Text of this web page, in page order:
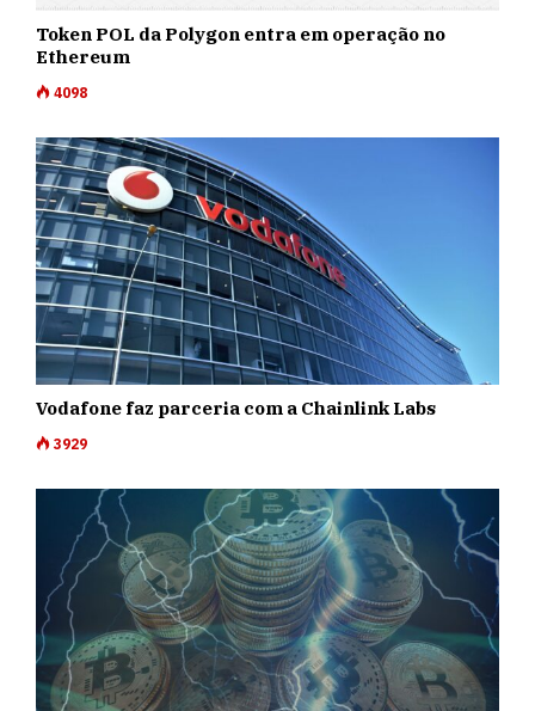
Token POL da Polygon entra em operação no
Ethereum
4098
Vodafone faz parceria com a Chainlink Labs
3929